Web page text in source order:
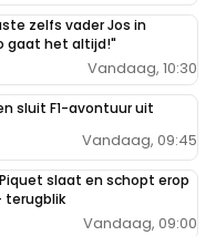
zelfs vader Jos in
gaat het altijd!"
Vandaag, 10:30
sluit F1-avontuur uit
Vandaag, 09:45
slaat en schopt erop
terugblik
Vandaag, 09:00